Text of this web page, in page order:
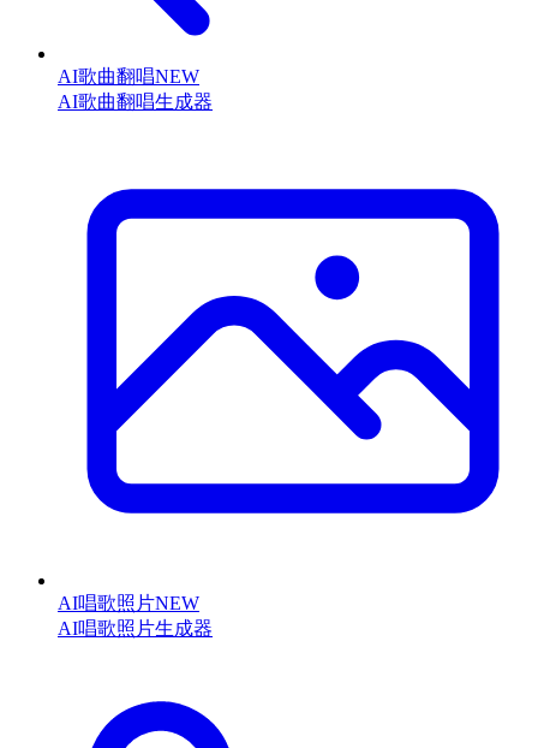
AI歌曲翻唱NEW
AI歌曲翻唱生成器
AI唱歌照片NEW
AI唱歌照片生成器